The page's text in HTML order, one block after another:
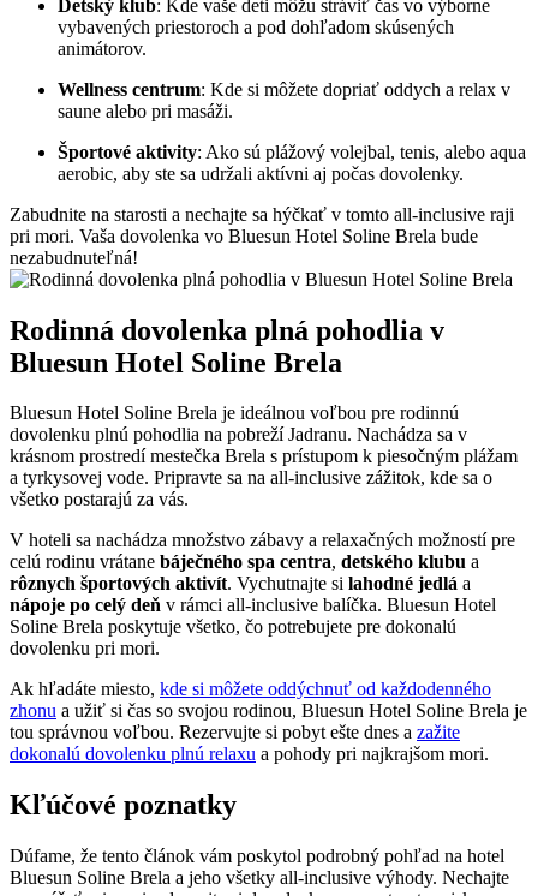
Detský klub: Kde vaše deti môžu stráviť čas vo výborne
vybavených priestoroch a pod dohľadom skúsených
animátorov.
Wellness centrum: Kde si môžete dopriať oddych a relax v
saune alebo pri masáži.
Športové aktivity: Ako sú plážový volejbal, tenis, alebo aqua
aerobic, aby ste sa udržali aktívni aj počas dovolenky.
Zabudnite na starosti a nechajte sa hýčkať v tomto all-inclusive raji
pri mori. Vaša dovolenka vo Bluesun Hotel Soline Brela bude
nezabudnuteľná!
Rodinná dovolenka plná pohodlia v
Bluesun Hotel Soline Brela
Bluesun Hotel Soline Brela je ideálnou voľbou pre rodinnú
dovolenku plnú pohodlia na pobreží Jadranu. Nachádza sa v
krásnom prostredí mestečka Brela s prístupom k piesočným plážam
a tyrkysovej vode. Pripravte sa na all-inclusive zážitok, kde sa o
všetko postarajú za vás.
V hoteli sa nachádza množstvo zábavy a relaxačných možností pre
celú rodinu vrátane báječného spa centra, detského klubu a
rôznych športových aktivít. Vychutnajte si lahodné jedlá a
nápoje po celý deň v rámci all-inclusive balíčka. Bluesun Hotel
Soline Brela poskytuje všetko, čo potrebujete pre dokonalú
dovolenku pri mori.
Ak hľadáte miesto, kde si môžete oddýchnuť od každodenného
zhonu a užiť si čas so svojou rodinou, Bluesun Hotel Soline Brela je
tou správnou voľbou. Rezervujte si pobyt ešte dnes a zažite
dokonalú dovolenku plnú relaxu a pohody pri najkrajšom mori.
Kľúčové poznatky
Dúfame, že tento článok vám poskytol podrobný pohľad na hotel
Bluesun Soline Brela a jeho všetky all-inclusive výhody. Nechajte